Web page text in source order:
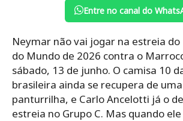
Entre no canal do
Neymar não vai jogar na estreia do
do Mundo de 2026 contra o
sábado, 13 de junho. O camisa 10
brasileira ainda se recupera de
panturrilha, e Carlo Ancelotti já o
estreia no Grupo C. Mas quando